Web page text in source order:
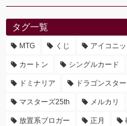
タグ一覧
MTG くじ アイコニ
カートン シングルカード
ドミナリア ドラゴンスター
マスターズ25th メルカリ
放置系ブロガー 正月